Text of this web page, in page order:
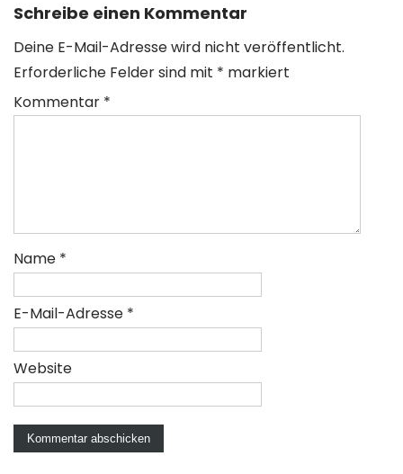
Schreibe einen Kommentar
Deine E-Mail-Adresse wird nicht veröffentlicht.
Erforderliche Felder sind mit * markiert
Kommentar *
Name *
E-Mail-Adresse *
Website